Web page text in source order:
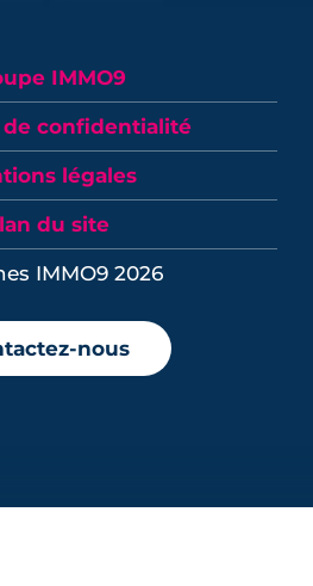
IMMO9
confidentialité
légales
du site
IMMO9 2026
nous